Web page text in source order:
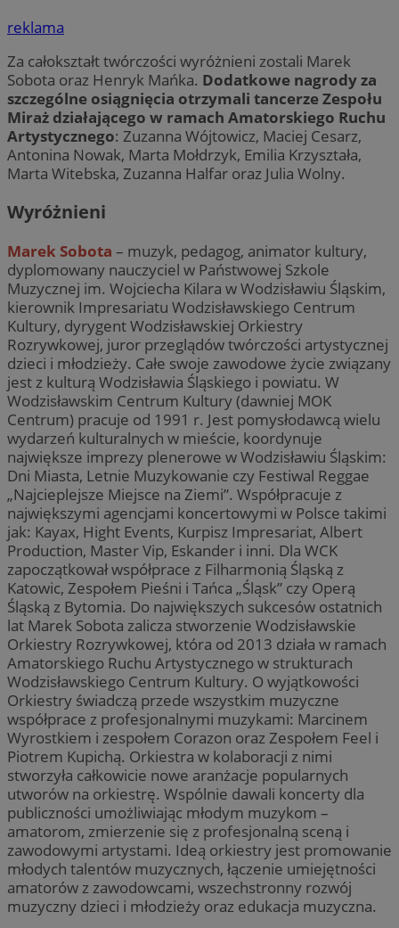
reklama
Za całokształt twórczości wyróżnieni zostali Marek
Sobota oraz Henryk Mańka. Dodatkowe nagrody za
szczególne osiągnięcia otrzymali tancerze Zespołu
Miraż działającego w ramach Amatorskiego Ruchu
Artystycznego: Zuzanna Wójtowicz, Maciej Cesarz,
Antonina Nowak, Marta Mołdrzyk, Emilia Krzyształa,
Marta Witebska, Zuzanna Halfar oraz Julia Wolny.
Wyróżnieni
Marek Sobota – muzyk, pedagog, animator kultury,
dyplomowany nauczyciel w Państwowej Szkole
Muzycznej im. Wojciecha Kilara w Wodzisławiu Śląskim,
kierownik Impresariatu Wodzisławskiego Centrum
Kultury, dyrygent Wodzisławskiej Orkiestry
Rozrywkowej, juror przeglądów twórczości artystycznej
dzieci i młodzieży. Całe swoje zawodowe życie związany
jest z kulturą Wodzisławia Śląskiego i powiatu. W
Wodzisławskim Centrum Kultury (dawniej MOK
Centrum) pracuje od 1991 r. Jest pomysłodawcą wielu
wydarzeń kulturalnych w mieście, koordynuje
największe imprezy plenerowe w Wodzisławiu Śląskim:
Dni Miasta, Letnie Muzykowanie czy Festiwal Reggae
„Najcieplejsze Miejsce na Ziemi”. Współpracuje z
największymi agencjami koncertowymi w Polsce takimi
jak: Kayax, Hight Events, Kurpisz Impresariat, Albert
Production, Master Vip, Eskander i inni. Dla WCK
zapoczątkował współprace z Filharmonią Śląską z
Katowic, Zespołem Pieśni i Tańca „Śląsk” czy Operą
Śląską z Bytomia. Do największych sukcesów ostatnich
lat Marek Sobota zalicza stworzenie Wodzisławskie
Orkiestry Rozrywkowej, która od 2013 działa w ramach
Amatorskiego Ruchu Artystycznego w strukturach
Wodzisławskiego Centrum Kultury. O wyjątkowości
Orkiestry świadczą przede wszystkim muzyczne
współprace z profesjonalnymi muzykami: Marcinem
Wyrostkiem i zespołem Corazon oraz Zespołem Feel i
Piotrem Kupichą. Orkiestra w kolaboracji z nimi
stworzyła całkowicie nowe aranżacje popularnych
utworów na orkiestrę. Wspólnie dawali koncerty dla
publiczności umożliwiając młodym muzykom –
amatorom, zmierzenie się z profesjonalną sceną i
zawodowymi artystami. Ideą orkiestry jest promowanie
młodych talentów muzycznych, łączenie umiejętności
amatorów z zawodowcami, wszechstronny rozwój
muzyczny dzieci i młodzieży oraz edukacja muzyczna.